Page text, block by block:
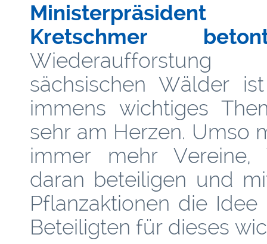
Ministerpräsident
Kretschmer
sächsischen Wälder
immens wichtiges
sehr am Herzen. Umso
immer mehr Vereine,
daran beteiligen und
Pflanzaktionen die
Beteiligten für dieses